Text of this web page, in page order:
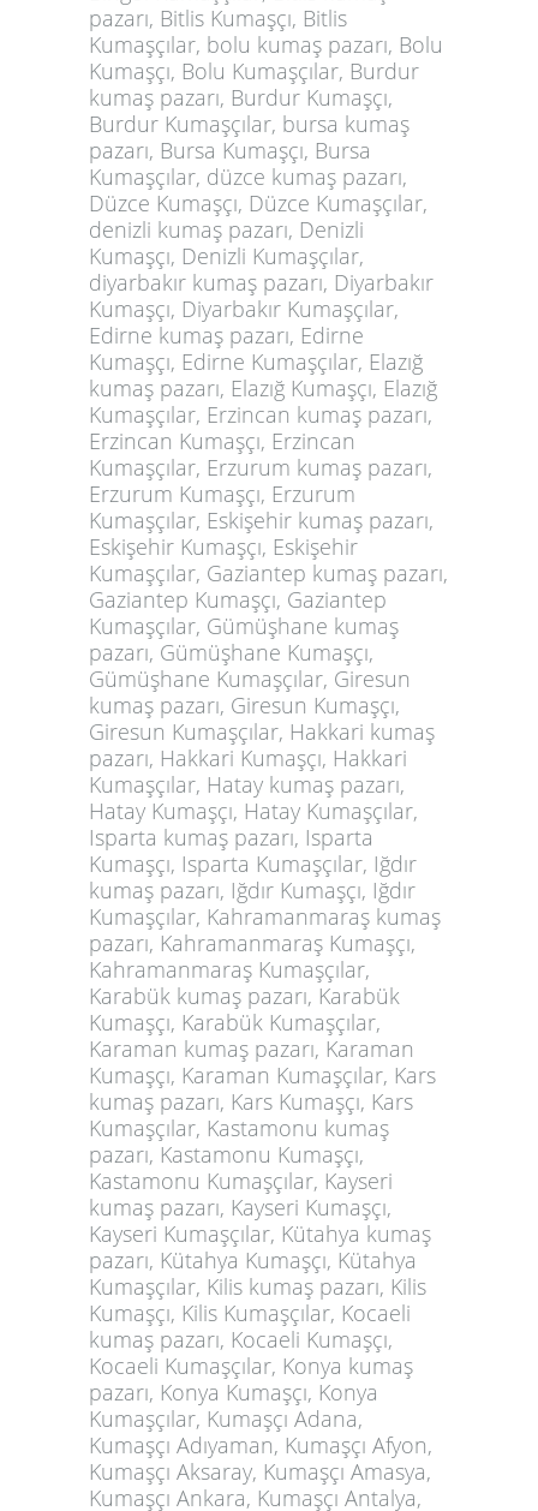
pazarı, Bitlis Kumaşçı, Bitlis
Kumaşçılar, bolu kumaş pazarı, Bolu
Kumaşçı, Bolu Kumaşçılar, Burdur
kumaş pazarı, Burdur Kumaşçı,
Burdur Kumaşçılar, bursa kumaş
pazarı, Bursa Kumaşçı, Bursa
Kumaşçılar, düzce kumaş pazarı,
Düzce Kumaşçı, Düzce Kumaşçılar,
denizli kumaş pazarı, Denizli
Kumaşçı, Denizli Kumaşçılar,
diyarbakır kumaş pazarı, Diyarbakır
Kumaşçı, Diyarbakır Kumaşçılar,
Edirne kumaş pazarı, Edirne
Kumaşçı, Edirne Kumaşçılar, Elazığ
kumaş pazarı, Elazığ Kumaşçı, Elazığ
Kumaşçılar, Erzincan kumaş pazarı,
Erzincan Kumaşçı, Erzincan
Kumaşçılar, Erzurum kumaş pazarı,
Erzurum Kumaşçı, Erzurum
Kumaşçılar, Eskişehir kumaş pazarı,
Eskişehir Kumaşçı, Eskişehir
Kumaşçılar, Gaziantep kumaş pazarı,
Gaziantep Kumaşçı, Gaziantep
Kumaşçılar, Gümüşhane kumaş
pazarı, Gümüşhane Kumaşçı,
Gümüşhane Kumaşçılar, Giresun
kumaş pazarı, Giresun Kumaşçı,
Giresun Kumaşçılar, Hakkari kumaş
pazarı, Hakkari Kumaşçı, Hakkari
Kumaşçılar, Hatay kumaş pazarı,
Hatay Kumaşçı, Hatay Kumaşçılar,
Isparta kumaş pazarı, Isparta
Kumaşçı, Isparta Kumaşçılar, Iğdır
kumaş pazarı, Iğdır Kumaşçı, Iğdır
Kumaşçılar, Kahramanmaraş kumaş
pazarı, Kahramanmaraş Kumaşçı,
Kahramanmaraş Kumaşçılar,
Karabük kumaş pazarı, Karabük
Kumaşçı, Karabük Kumaşçılar,
Karaman kumaş pazarı, Karaman
Kumaşçı, Karaman Kumaşçılar, Kars
kumaş pazarı, Kars Kumaşçı, Kars
Kumaşçılar, Kastamonu kumaş
pazarı, Kastamonu Kumaşçı,
Kastamonu Kumaşçılar, Kayseri
kumaş pazarı, Kayseri Kumaşçı,
Kayseri Kumaşçılar, Kütahya kumaş
pazarı, Kütahya Kumaşçı, Kütahya
Kumaşçılar, Kilis kumaş pazarı, Kilis
Kumaşçı, Kilis Kumaşçılar, Kocaeli
kumaş pazarı, Kocaeli Kumaşçı,
Kocaeli Kumaşçılar, Konya kumaş
pazarı, Konya Kumaşçı, Konya
Kumaşçılar, Kumaşçı Adana,
Kumaşçı Adıyaman, Kumaşçı Afyon,
Kumaşçı Aksaray, Kumaşçı Amasya,
Kumaşçı Ankara, Kumaşçı Antalya,